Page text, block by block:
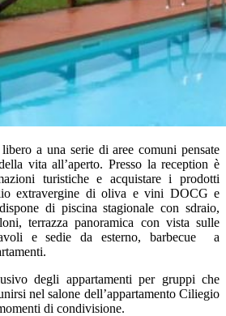
a una serie di aree comuni pensate
vita all’aperto. Presso la reception è
turistiche e acquistare i prodotti
extravergine di oliva e vini DOCG e
di piscina stagionale con sdraio,
terrazza panoramica con vista sulle
e sedie da esterno, barbecue a
degli appartamenti per gruppi che
nel salone dell’appartamento Ciliegio
di condivisione.